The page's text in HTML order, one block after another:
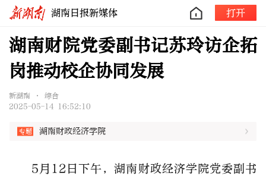
湖南日报新媒体 打开
湖南财院党委副书记苏玲访企拓
岗推动校企协同发展
新湖南 • 综合
2025-05-14 16:52:10
湖南财政经济学院
5 月 12 日下午，湖南财政经济学院党委副书